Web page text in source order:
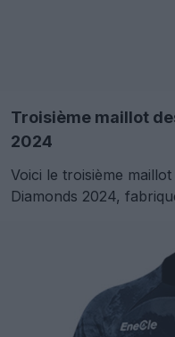
Troisième maillot
2024
Voici le troisième
Diamonds 2024,